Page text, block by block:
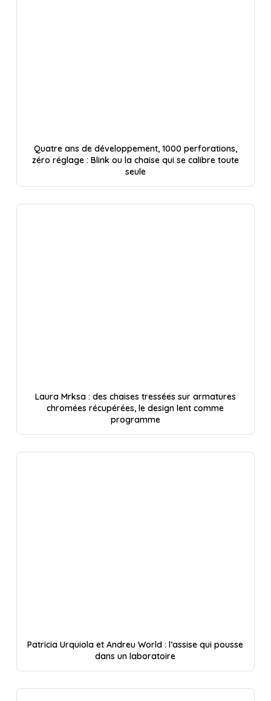
Quatre ans de développement, 1000 perforations,
zéro réglage : Blink ou la chaise qui se calibre toute
seule
Laura Mrksa : des chaises tressées sur armatures
chromées récupérées, le design lent comme
programme
Patricia Urquiola et Andreu World : l’assise qui pousse
dans un laboratoire